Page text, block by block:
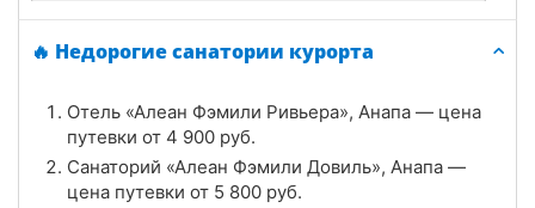
Санаторий «ДиЛУЧ», Анапа
Цена в сутки 4 000 руб.
Рейтинг 4.7
Отзывы 6 отзывов
🔥 Недорогие санатории курорта
Отель «Алеан Фэмили Ривьера», Анапа — цена
путевки от 4 900 руб.
Санаторий «Алеан Фэмили Довиль», Анапа —
цена путевки от 5 800 руб.